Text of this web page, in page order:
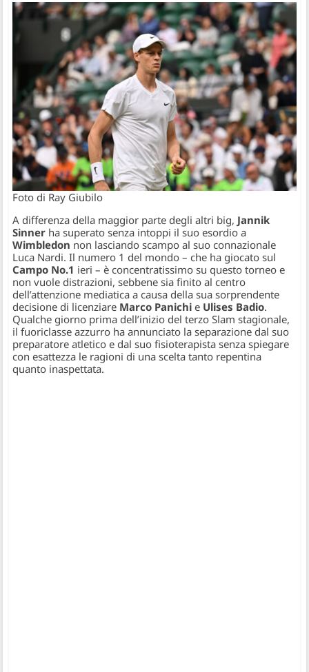
Foto di Ray Giubilo
A differenza della maggior parte degli altri big, Jannik
Sinner ha superato senza intoppi il suo esordio a
Wimbledon non lasciando scampo al suo connazionale
Luca Nardi. Il numero 1 del mondo – che ha giocato sul
Campo No.1 ieri – è concentratissimo su questo torneo e
non vuole distrazioni, sebbene sia finito al centro
dell’attenzione mediatica a causa della sua sorprendente
decisione di licenziare Marco Panichie Ulises Badio.
Qualche giorno prima dell’inizio del terzo Slam stagionale,
il fuoriclasse azzurro ha annunciato la separazione dal suo
preparatore atletico e dal suo fisioterapista senza spiegare
con esattezza le ragioni di una scelta tanto repentina
quanto inaspettata.